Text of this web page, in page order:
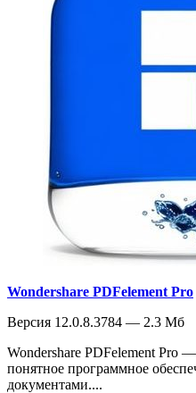
Wondershare PDFelement Pro
Версия 12.0.8.3784 — 2.3 Мб
Wondershare PDFelement Pro
понятное программное
документами....